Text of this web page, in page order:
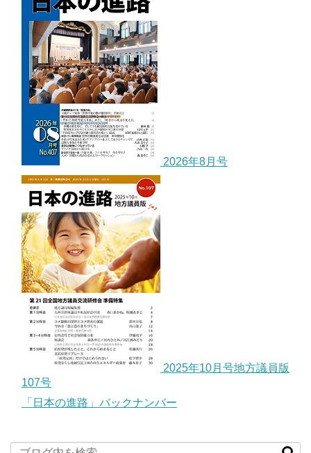
2026年8月号
2025年10月号地方議員版
107号
「日本の進路」バックナンバー